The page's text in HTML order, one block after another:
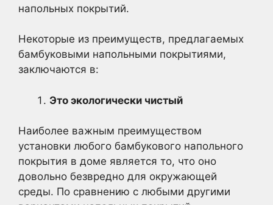
напольных покрытий.
Некоторые из преимуществ, предлагаемых
бамбуковыми напольными покрытиями,
заключаются в:
Это экологически чистый
Наиболее важным преимуществом
установки любого бамбукового напольного
покрытия в доме является то, что оно
довольно безвредно для окружающей
среды. По сравнению с любыми другими